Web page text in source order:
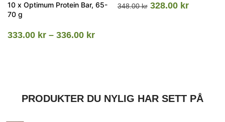
10 x Optimum Protein Bar, 65-
70 g
333.00 kr – 336.00 kr
348.00kr 328.00 kr
PRODUKTER DU NYLIG HAR SETT PÅ